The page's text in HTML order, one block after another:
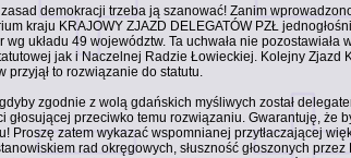
demokracji trzeba ją szanować! Zanim
kraju KRAJOWY ZJAZD DELEGATÓW PZŁ
układu 49 województw. Ta uchwała nie pozostawiała
jak i Naczelnej Radzie Łowieckiej. Kolejny Zjazd
przyjął to rozwiązanie do statutu.
zgodnie z wolą gdańskich myśliwych został
głosującej przeciwko temu rozwiązaniu. Gwarantuję, że
Proszę zatem wykazać wspomnianej przytłaczającej
rad okręgowych, słuszność głoszonych przez